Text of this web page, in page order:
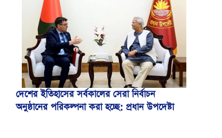
দেশের ইতিহাসের সর্বকালের সেরা নির্বাচন
অনুষ্ঠানের পরিকল্পনা করা হচ্ছে: প্রধান উপদেষ্টা